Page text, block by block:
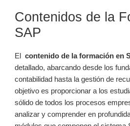
Contenidos de la
SAP
El ​ contenido de la‌ formación en⁤
detallado, abarcando desde los
contabilidad hasta la⁤ gestión de
objetivo es proporcionar a los
sólido de todos los procesos
analizar y comprender ​en